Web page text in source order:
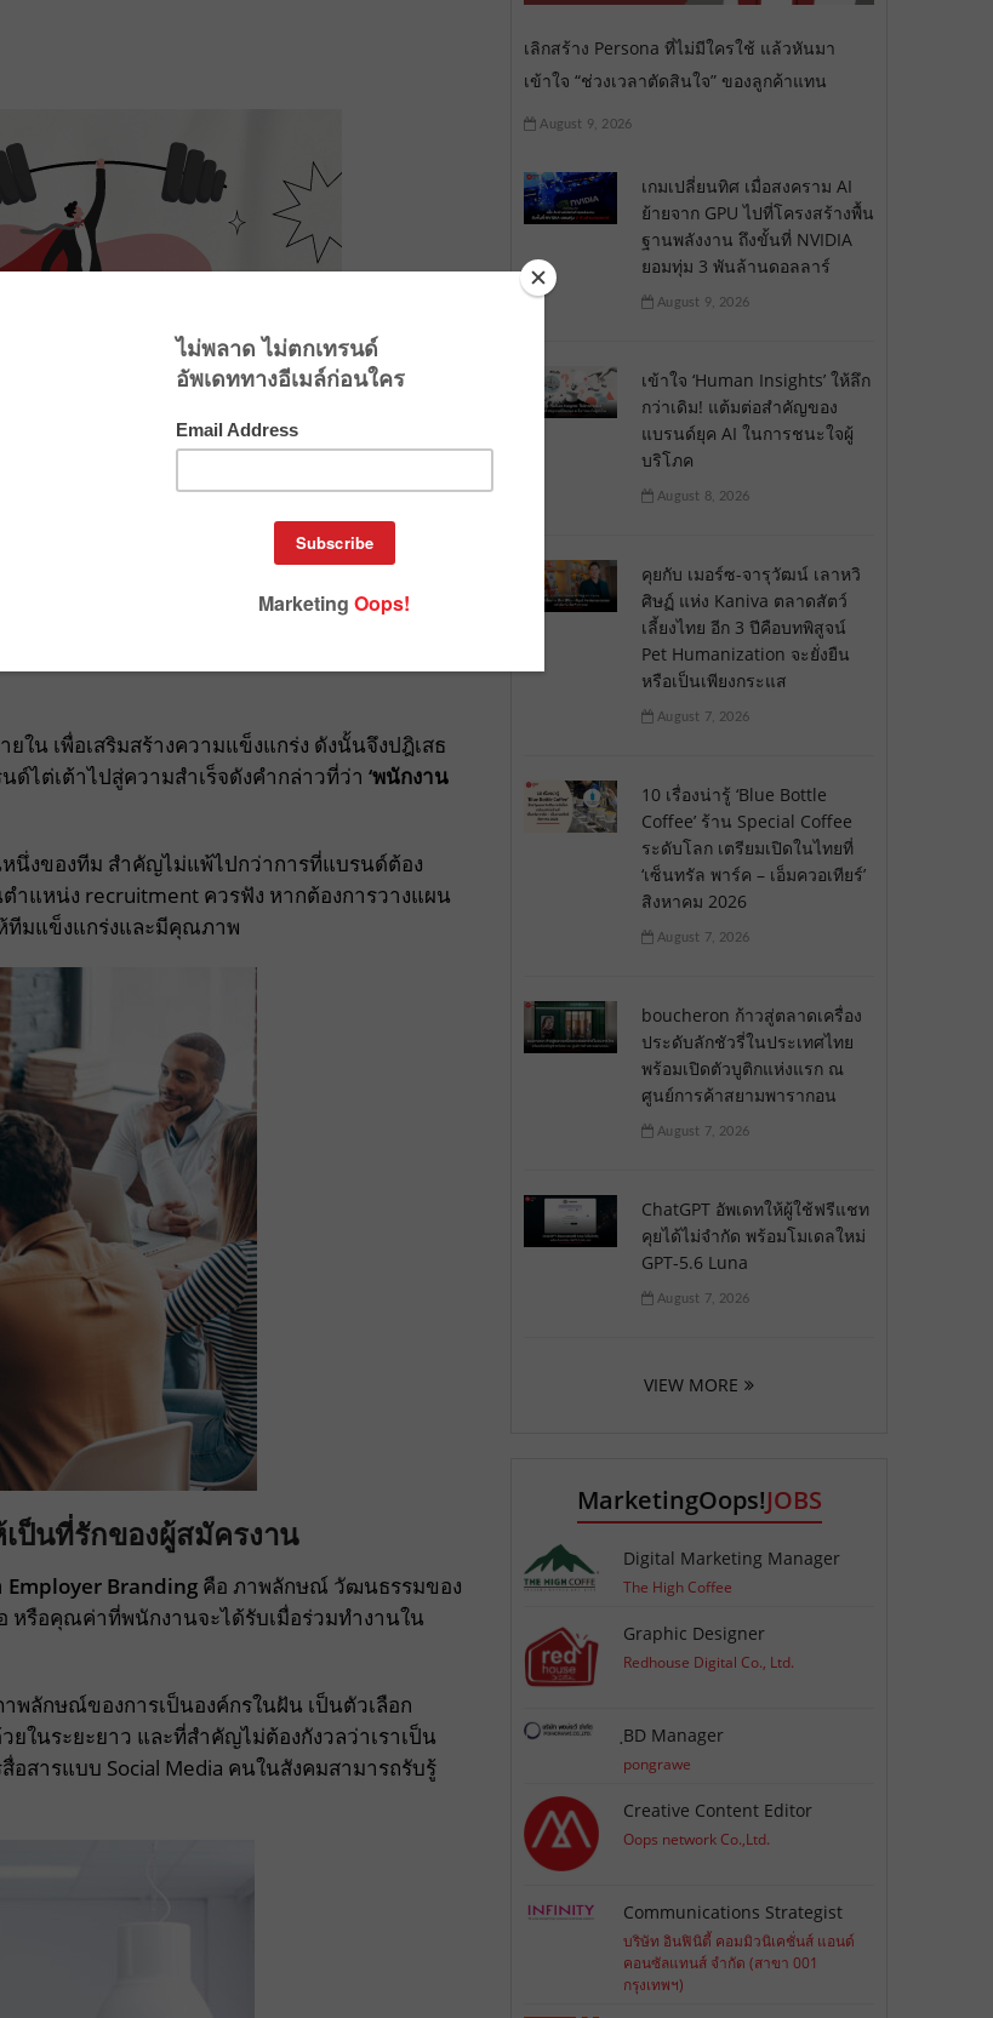
บสองปี ทำให้ตลาดแรงงานกลับมาคึกคักอีกครั้ง
กรรมใหม่ ๆ ไม่ใช่แค่จากฝั่งของผู้บริโภค แต่ฝั่ง
น เพื่อเสริมสร้างความแข็งแกร่ง ดังนั้นจึงปฎิเสธ
ไต่เต้าไปสู่ความสำเร็จดังคำกล่าวที่ว่า ‘พนักงาน
นึ่งของทีม สำคัญไม่แพ้ไปกว่าการที่แบรนด์ต้อง
ำแหน่ง recruitment ควรฟัง หากต้องการวางแผน
ทีมแข็งแกร่งและมีคุณภาพ
ป็นที่รักของผู้สมัครงาน
Employer Branding คือ ภาพลักษณ์ วัฒนธรรมของ
หรือคุณค่าที่พนักงานจะได้รับเมื่อร่วมทำงานใน
พลักษณ์ของการเป็นองค์กรในฝัน เป็นตัวเลือก
ในระยะยาว และที่สำคัญไม่ต้องกังวลว่าเราเป็น
สารแบบ Social Media คนในสังคมสามารถรับรู้
เลิกสร้าง Persona ที่ไม่มีใครใช้ แล้วหันมา
เข้าใจ “ช่วงเวลาตัดสินใจ” ของลูกค้าแทน
August 9, 2026
เกมเปลี่ยนทิศ เมื่อสงคราม AI
ย้ายจาก GPU ไปที่โครงสร้างพื้น
ฐานพลังงาน ถึงขั้นที่ NVIDIA
ยอมทุ่ม 3 พันล้านดอลลาร์
August 9, 2026
เข้าใจ ‘Human Insights’ ให้ลึก
กว่าเดิม! แต้มต่อสำคัญของ
แบรนด์ยุค AI ในการชนะใจผู้
บริโภค
August 8, 2026
คุยกับ เมอร์ซ-จารุวัฒน์ เลาหวิ
ศิษฏ์ แห่ง Kaniva ตลาดสัตว์
เลี้ยงไทย อีก 3 ปีคือบทพิสูจน์
Pet Humanization จะยั่งยืน
หรือเป็นเพียงกระแส
August 7, 2026
10 เรื่องน่ารู้ ‘Blue Bottle
Coffee’ ร้าน Special Coffee
ระดับโลก เตรียมเปิดในไทยที่
‘เซ็นทรัล พาร์ค – เอ็มควอเทียร์’
สิงหาคม 2026
August 7, 2026
boucheron ก้าวสู่ตลาดเครื่อง
ประดับลักชัวรี่ในประเทศไทย
พร้อมเปิดตัวบูติกแห่งแรก ณ
ศูนย์การค้าสยามพารากอน
August 7, 2026
ChatGPT อัพเดทให้ผู้ใช้ฟรีแชท
คุยได้ไม่จำกัด พร้อมโมเดลใหม่
GPT-5.6 Luna
August 7, 2026
VIEW MORE
MarketingOops!JOBS
Digital Marketing Manager
The High Coffee
Graphic Designer
Redhouse Digital Co., Ltd.
ฺBD Manager
pongrawe
Creative Content Editor
Oops network Co.,Ltd.
Communications Strategist
บริษัท อินฟินิตี้ คอมมิวนิเคชั่นส์ แอนด์
คอนซัลแทนส์ จำกัด (สาขา 001
กรุงเทพฯ)